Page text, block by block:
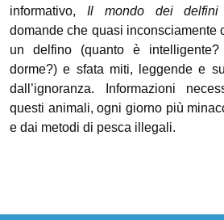
informativo, Il mondo dei delfini
domande che quasi inconsciamente
un delfino (quanto è
dorme?) e sfata miti, leggende e
dall’ignoranza. Informazioni
questi animali, ogni giorno più
e dai metodi di pesca illegali.